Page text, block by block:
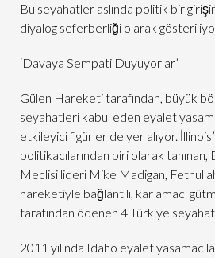
Bu seyahatler aslında politik bir
diyalog seferberliği olarak
‘Davaya Sempati Duyuyorlar’
Gülen Hareketi tarafından, büyük
seyahatleri kabul eden eyalet
etkileyici figürler de yer alıyor.
politikacılarından biri olarak
Meclisi lideri Mike Madigan,
hareketiyle bağlantılı, kar amacı
tarafından ödenen 4 Türkiye
2011 yılında Idaho eyalet